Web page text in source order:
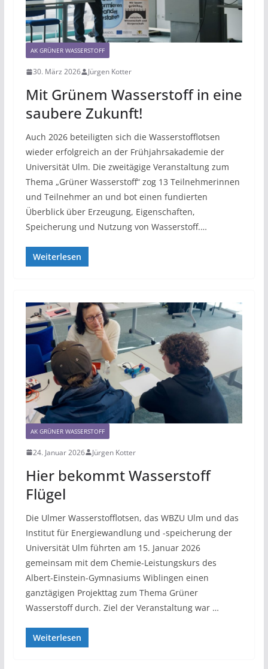
AK GRÜNER WASSERSTOFF
30. März 2026 Jürgen Kotter
Mit Grünem Wasserstoff in eine
saubere Zukunft!
Auch 2026 beteiligten sich die Wasserstofflotsen
wieder erfolgreich an der Frühjahrsakademie der
Universität Ulm. Die zweitägige Veranstaltung zum
Thema „Grüner Wasserstoff“ zog 13 Teilnehmerinnen
und Teilnehmer an und bot einen fundierten
Überblick über Erzeugung, Eigenschaften,
Speicherung und Nutzung von Wasserstoff.…
Weiterlesen
AK GRÜNER WASSERSTOFF
24. Januar 2026 Jürgen Kotter
Hier bekommt Wasserstoff
Flügel
Die Ulmer Wasserstofflotsen, das WBZU Ulm und das
Institut für Energiewandlung und -speicherung der
Universität Ulm führten am 15. Januar 2026
gemeinsam mit dem Chemie-Leistungskurs des
Albert-Einstein-Gymnasiums Wiblingen einen
ganztägigen Projekttag zum Thema Grüner
Wasserstoff durch. Ziel der Veranstaltung war …
Weiterlesen